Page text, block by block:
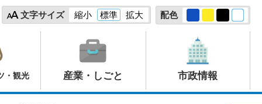
文字サイズ 縮小 標準 拡大 配色
・観光 産業・しごと 市政情報